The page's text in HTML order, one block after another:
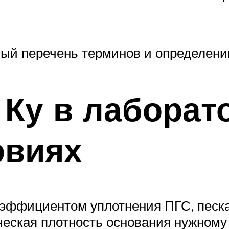
перечень терминов и
в
уплотнения ПГС,
плотность основания